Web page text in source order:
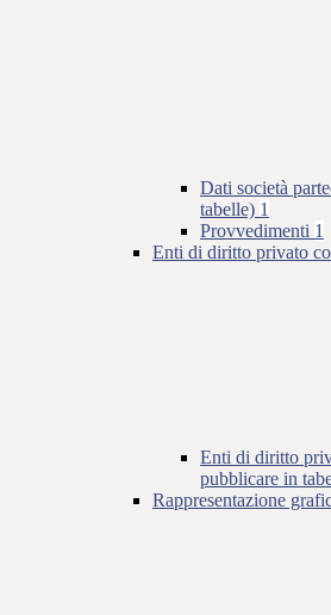
Dati società
tabelle) 1
Provvedimenti 1
Enti di diritto privato
Enti di diritto
pubblicare in
Rappresentazione